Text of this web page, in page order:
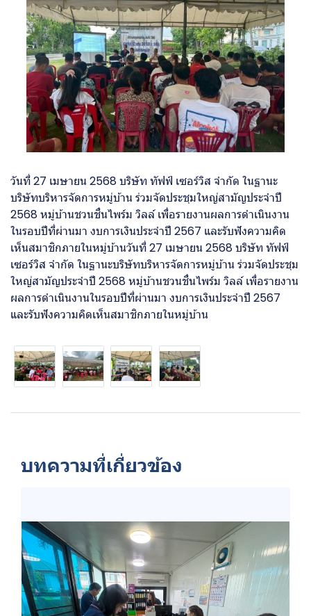
วันที่ 27 เมษายน 2568 บริษัท ทัฟฟ์ เซอร์วิส จำกัด ในฐานะ
บริษัทบริหารจัดการหมู่บ้าน ร่วมจัดประชุมใหญ่สามัญประจำปี
2568 หมู่บ้านชวนชื่นไพร์ม วิลล์ เพื่อรายงานผลการดำเนินงาน
ในรอบปีที่ผ่านมา งบการเงินประจำปี 2567 และรับฟังความคิด
เห็นสมาชิกภายในหมู่บ้านวันที่ 27 เมษายน 2568 บริษัท ทัฟฟ์
เซอร์วิส จำกัด ในฐานะบริษัทบริหารจัดการหมู่บ้าน ร่วมจัดประชุม
ใหญ่สามัญประจำปี 2568 หมู่บ้านชวนชื่นไพร์ม วิลล์ เพื่อรายงาน
ผลการดำเนินงานในรอบปีที่ผ่านมา งบการเงินประจำปี 2567
และรับฟังความคิดเห็นสมาชิกภายในหมู่บ้าน
บทความที่เกี่ยวข้อง